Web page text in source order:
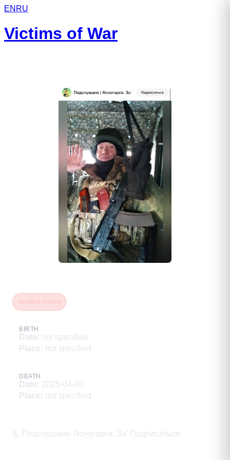
EN RU
Victims of War
BIRTH
Date: not specified
Place: not specified
DEATH
Date: 2025-04-08
Place: not specified
&, Подслушано Ясногорск. За' Подписаться